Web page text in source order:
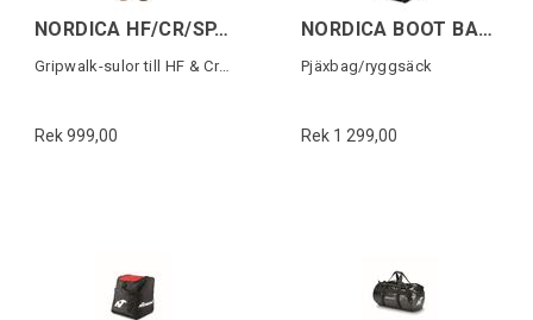
NORDICA HF/CR/SP.J(22) GW MICHELIN SOLES
Gripwalk-sulor till HF & Cruise (1 par)
Rek 999,00
NORDICA BOOT BACKPACK Svart/Röd
Pjäxbag/ryggsäck
Rek 1 299,00